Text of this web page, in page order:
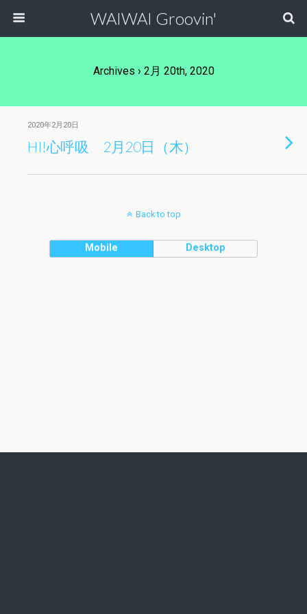
WAIWAI Groovin'
Archives › 2月 20th, 2020
2020年2月20日
HI!心呼吸 2月20日（木）
Back to top
Mobile Desktop